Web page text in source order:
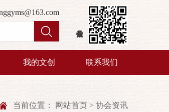
我的文创 联系我们
当前位置： 网站首页 > 协会资讯